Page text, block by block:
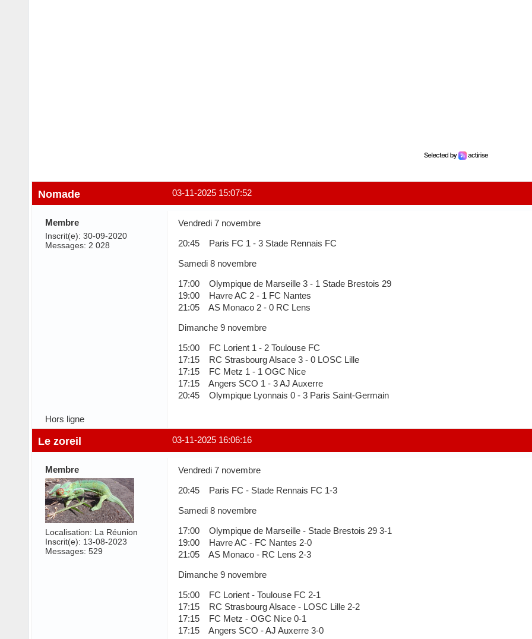
03-11-2025 15:07:52
Nomade
Membre
Inscrit(e): 30-09-2020
Messages: 2 028
Vendredi 7 novembre
20:45 Paris FC 1 - 3 Stade Rennais FC
Samedi 8 novembre
17:00 Olympique de Marseille 3 - 1 Stade Brestois 29
19:00 Havre AC 2 - 1 FC Nantes
21:05 AS Monaco 2 - 0 RC Lens
Dimanche 9 novembre
15:00 FC Lorient 1 - 2 Toulouse FC
17:15 RC Strasbourg Alsace 3 - 0 LOSC Lille
17:15 FC Metz 1 - 1 OGC Nice
17:15 Angers SCO 1 - 3 AJ Auxerre
20:45 Olympique Lyonnais 0 - 3 Paris Saint-Germain
Hors ligne
03-11-2025 16:06:16
Le zoreil
Membre
Localisation: La Réunion
Inscrit(e): 13-08-2023
Messages: 529
Vendredi 7 novembre
20:45 Paris FC - Stade Rennais FC 1-3
Samedi 8 novembre
17:00 Olympique de Marseille - Stade Brestois 29 3-1
19:00 Havre AC - FC Nantes 2-0
21:05 AS Monaco - RC Lens 2-3
Dimanche 9 novembre
15:00 FC Lorient - Toulouse FC 2-1
17:15 RC Strasbourg Alsace - LOSC Lille 2-2
17:15 FC Metz - OGC Nice 0-1
17:15 Angers SCO - AJ Auxerre 3-0